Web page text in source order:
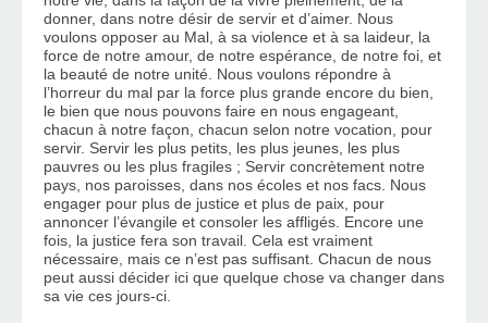
donner, dans notre désir de servir et d’aimer. Nous
voulons opposer au Mal, à sa violence et à sa laideur, la
force de notre amour, de notre espérance, de notre foi, et
la beauté de notre unité. Nous voulons répondre à
l’horreur du mal par la force plus grande encore du bien,
le bien que nous pouvons faire en nous engageant,
chacun à notre façon, chacun selon notre vocation, pour
servir. Servir les plus petits, les plus jeunes, les plus
pauvres ou les plus fragiles ; Servir concrètement notre
pays, nos paroisses, dans nos écoles et nos facs. Nous
engager pour plus de justice et plus de paix, pour
annoncer l’évangile et consoler les affligés. Encore une
fois, la justice fera son travail. Cela est vraiment
nécessaire, mais ce n’est pas suffisant. Chacun de nous
peut aussi décider ici que quelque chose va changer dans
sa vie ces jours-ci.